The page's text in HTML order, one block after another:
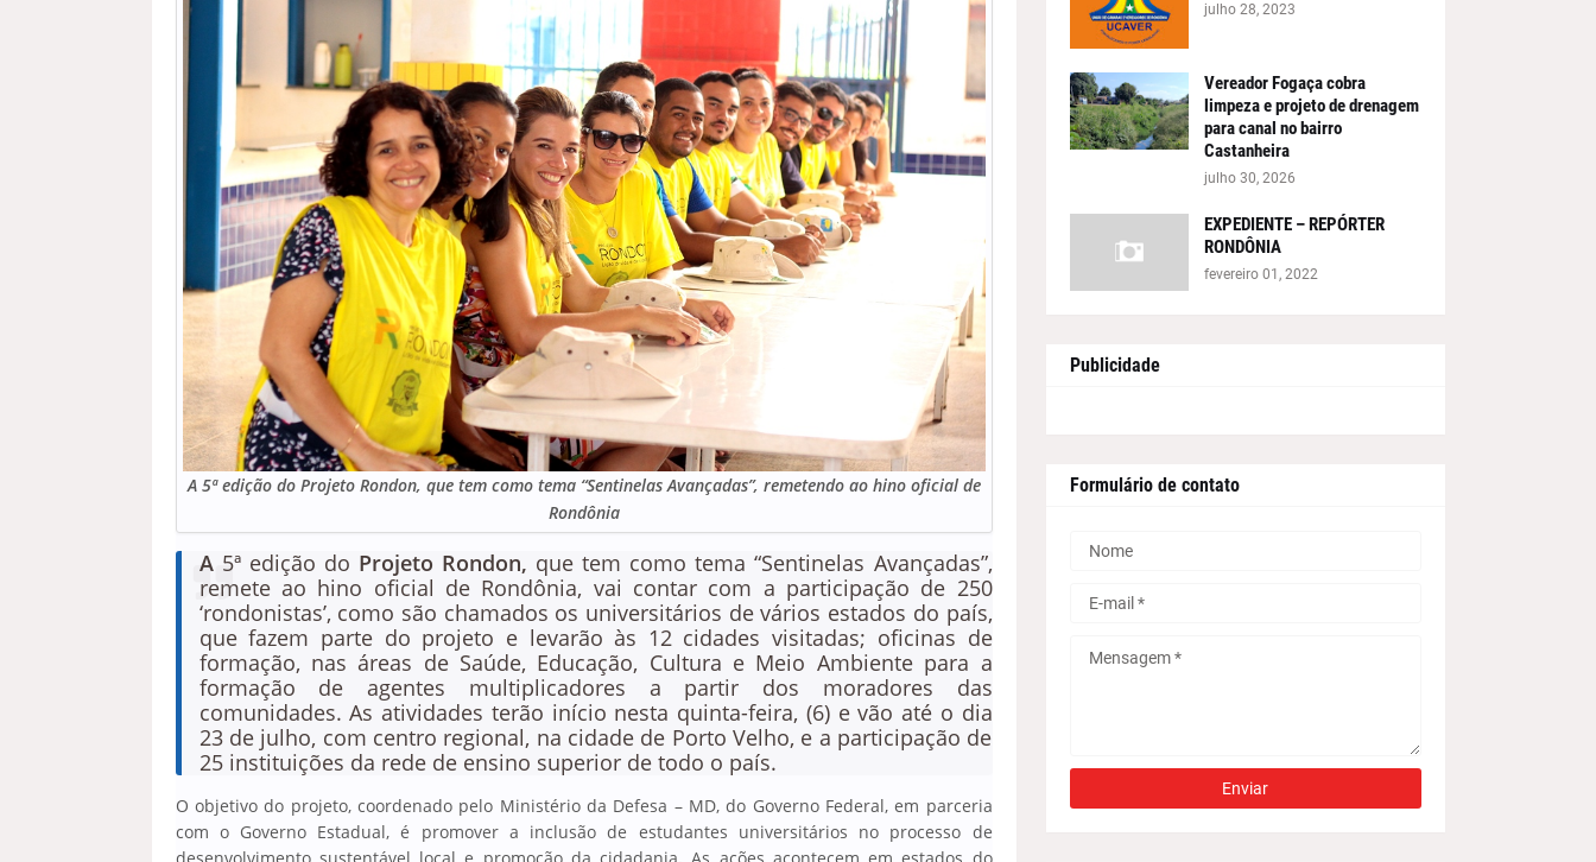
A 5ª edição do Projeto Rondon, que tem como tema “Sentinelas Avançadas”, remetendo ao hino oficial de
Rondônia
A5ª edição do Projeto Rondon, que tem como tema “Sentinelas Avançadas”,
remete ao hino oficial de Rondônia, vai contar com a participação de 250
‘rondonistas’, como são chamados os universitários de vários estados do país,
que fazem parte do projeto e levarão às 12 cidades visitadas; oficinas de
formação, nas áreas de Saúde, Educação, Cultura e Meio Ambiente para a
formação de agentes multiplicadores a partir dos moradores das
comunidades. As atividades terão início nesta quinta-feira, (6) e vão até o dia
23 de julho, com centro regional, na cidade de Porto Velho, e a participação de
25 instituições da rede de ensino superior de todo o país.
O objetivo do projeto, coordenado pelo Ministério da Defesa – MD, do Governo Federal, em parceria
com o Governo Estadual, é promover a inclusão de estudantes universitários no processo de
julho 28, 2023
Vereador Fogaça cobra
limpeza e projeto de drenagem
para canal no bairro
Castanheira
julho 30, 2026
EXPEDIENTE – REPÓRTER
RONDÔNIA
fevereiro 01, 2022
Publicidade
Formulário de contato